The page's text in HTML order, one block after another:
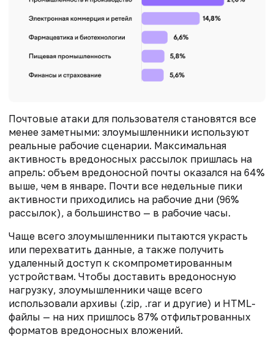
Почтовые атаки для пользователя становятся все
менее заметными: злоумышленники используют
реальные рабочие сценарии. Максимальная
активность вредоносных рассылок пришлась на
апрель: объем вредоносной почты оказался на 64%
выше, чем в январе. Почти все недельные пики
активности приходились на рабочие дни (96%
рассылок), а большинство — в рабочие часы.
Чаще всего злоумышленники пытаются украсть
или перехватить данные, а также получить
удаленный доступ к скомпрометированным
устройствам. Чтобы доставить вредоносную
нагрузку, злоумышленники чаще всего
использовали архивы (.zip, .rar и другие) и HTML-
файлы — на них пришлось 87% отфильтрованных
форматов вредоносных вложений.